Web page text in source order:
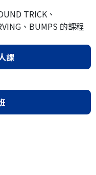
TRICK、
、BUMPS 的課程
課